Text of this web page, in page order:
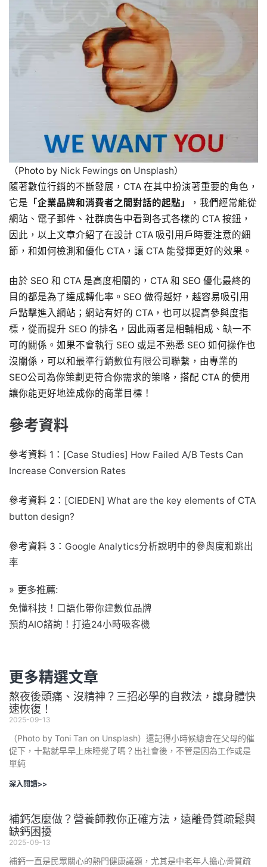
（Photo by Nick Fewings on Unsplash）
隨著數位行銷的不斷發展，CTA 在其中扮演著重要的角色，
它是 「企業品牌和消費者之間對話的起點」
，我們經常能從
網站、電子郵件、社群廣告中看到各式各樣的 CTA 按鈕，
因此，以上文章介紹了在設計 CTA 吸引用戶時要注意的細
節，和如何檢測和優化 CTA，讓 CTA 能發揮更好的效果。
由於 SEO 和 CTA 是高度相關的，CTA 和 SEO 優化最終的
目的都是為了達成轉化率。SEO 做得越好，越容易吸引用
戶點擊進入網站；網站有好的 CTA，也可以提高參與度指
標，從而提升 SEO 的排名，因此兩者是相輔相成、缺一不
可的關係。如果不會執行 SEO 或是不熟悉 SEO 如何操作也
沒關係，可以和最準行銷數位有限公司 聯繫，由專業的
SEO公司為你策劃更符合你需求的策略，搭配 CTA 的使用
讓你能更好地達成你的商業目標！
參考資料
參考資料 1： [Case Studies] How Failed A/B Tests Can
Increase Conversion Rates
參考資料 2： [CIEDEN] What are the key elements of CTA
button design?
參考資料 3： Google Analytics分析說明中的參與度和跳出
率
» 更多推薦:
免懂科技！口語化帶你建數位品牌
預約AIO諮詢！打造24小時吸客機
更多精選文章
熬夜後頭痛、沒精神？三招必學的自救法，讓身體快
速恢復！
2025-09-13
（Photo by Toni Tan on Unsplash）還記得小時候總會在父母的催
促下，十點就早早上床睡覺了嗎？出社會後，不管是因為工作或是
單純
深入閱讀>>
補鈣怎麼做？營養師教你正確方法，遠離骨質疏鬆與
缺鈣困擾
2025-09-13
補鈣一直是民眾關心的熱門健康議題，尤其是中老年人擔心骨質疏